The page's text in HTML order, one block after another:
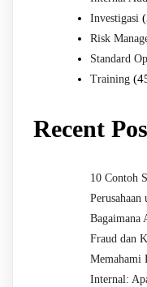
Investigasi
Risk
Standard
Training
Recent
10 Contoh
Bagaimana
Fraud dan
Memahami
Internal: